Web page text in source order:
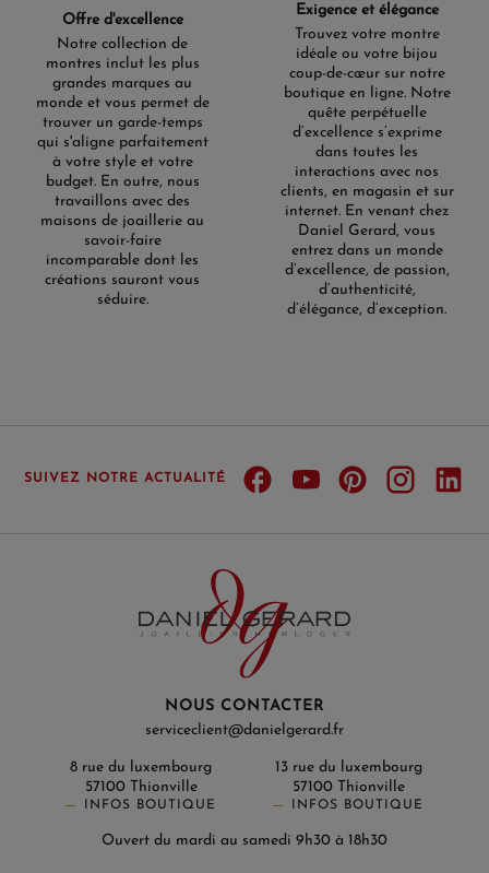
Offre d'excellence
Notre collection de
montres inclut les plus
grandes marques au
monde et vous permet de
trouver un garde-temps
qui s'aligne parfaitement
à votre style et votre
budget. En outre, nous
travaillons avec des
maisons de joaillerie au
savoir-faire
incomparable dont les
créations sauront vous
séduire.
Exigence et élégance
Trouvez votre montre
idéale ou votre bijou
coup-de-cœur sur notre
boutique en ligne. Notre
quête perpétuelle
d’excellence s’exprime
dans toutes les
interactions avec nos
clients, en magasin et sur
internet. En venant chez
Daniel Gerard, vous
entrez dans un monde
d’excellence, de passion,
d’authenticité,
d’élégance, d’exception.
SUIVEZ NOTRE ACTUALITÉ
NOUS CONTACTER
serviceclient@danielgerard.fr
8 rue du luxembourg
57100 Thionville
INFOS BOUTIQUE
13 rue du luxembourg
57100 Thionville
INFOS BOUTIQUE
Ouvert du mardi au samedi 9h30 à 18h30